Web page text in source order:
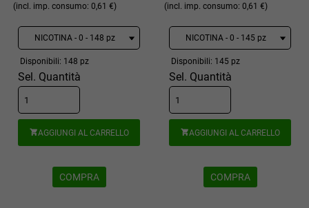
(incl. imp. consumo: 0,61 €)
Disponibili: 148 pz
Sel. Quantità
AGGIUNGI AL CARRELLO
COMPRA
(incl. imp. consumo: 0,61 €)
Disponibili: 145 pz
Sel. Quantità
AGGIUNGI AL CARRELLO
COMPRA